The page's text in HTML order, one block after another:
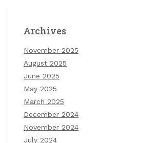
Archives
November 2025
August 2025
June 2025
May 2025
March 2025
December 2024
November 2024
July 2024